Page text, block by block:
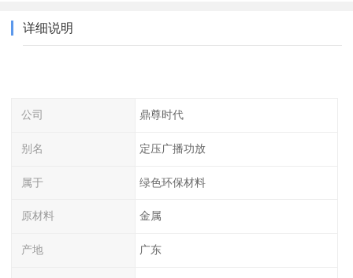
详细说明
公司 鼎尊时代
别名 定压广播功放
属于 绿色环保材料
原材料 金属
产地 广东